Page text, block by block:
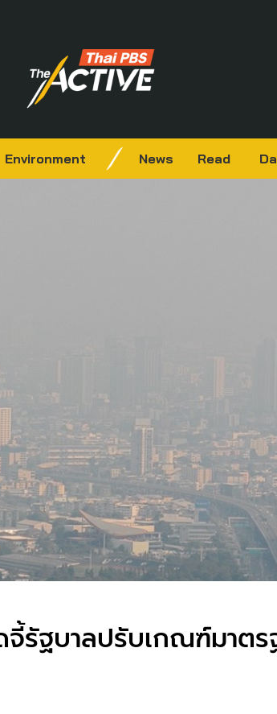
Environment News Read
รัฐบาลปรับเกณฑ์มาตร